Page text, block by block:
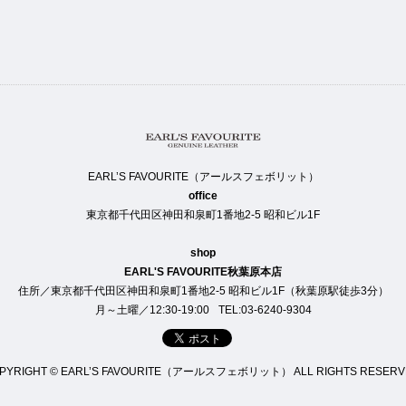
EARL’S FAVOURITE（アールスフェボリット）
office
東京都千代田区神田和泉町1番地2-5 昭和ビル1F
shop
EARL'S FAVOURITE秋葉原本店
住所／東京都千代田区神田和泉町1番地2-5 昭和ビル1F（秋葉原駅徒歩3分）
月～土曜／12:30-19:00
TEL:03-6240-9304
© EARL’S FAVOURITE（アールスフェボリット） ALL RIGHTS